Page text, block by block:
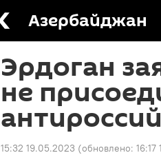
Азербайджан
Эрдоган
не
15:32 19.05.2023 (обновлено: